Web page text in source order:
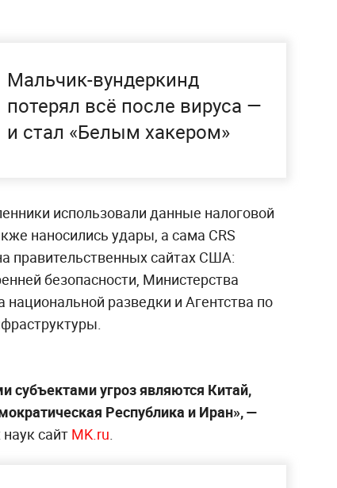
Мальчик-вундеркинд
потерял всё после вируса —
и стал «Белым хакером»
использовали данные налоговой
наносились удары, а сама CRS
правительственных сайтах США:
безопасности, Министерства
разведки и Агентства по
субъектами угроз являются Китай,
Республика и Иран», —
сайт MK.ru.